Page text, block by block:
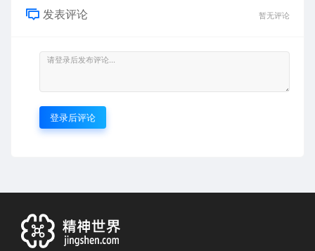
发表评论 暂无评论
登录后评论